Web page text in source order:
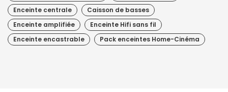
Enceinte centrale
Caisson de basses
Enceinte amplifiée
Enceinte Hifi sans fil
Enceinte encastrable
Pack enceintes Home-Cinéma